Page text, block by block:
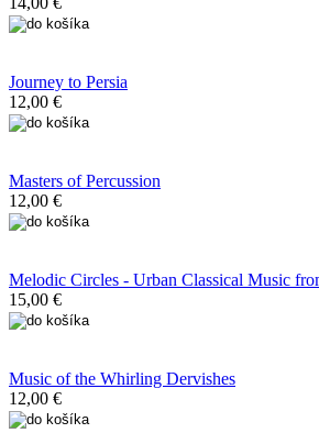
Journey to Persia
12,00 €
Masters of Percussion
12,00 €
Melodic Circles - Urban Classical Music
15,00 €
Music of the Whirling Dervishes
12,00 €